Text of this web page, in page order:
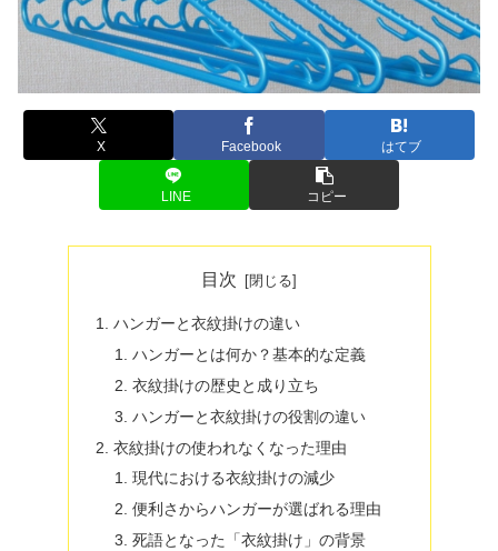
X Facebook はてブ
LINE コピー
目次
ハンガーと衣紋掛けの違い
ハンガーとは何か？基本的な定義
衣紋掛けの歴史と成り立ち
ハンガーと衣紋掛けの役割の違い
衣紋掛けの使われなくなった理由
現代における衣紋掛けの減少
便利さからハンガーが選ばれる理由
死語となった「衣紋掛け」の背景